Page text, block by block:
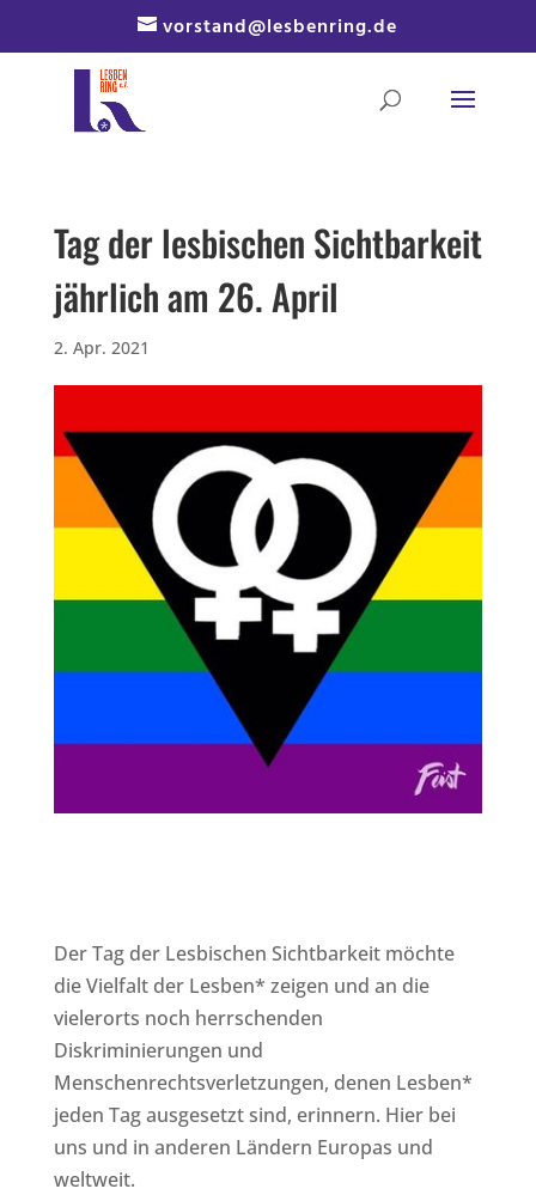
content
vorstand@lesbenring.de
Tag der lesbischen Sichtbarkeit
jährlich am 26. April
2. Apr. 2021
Der Tag der Lesbischen Sichtbarkeit möchte
die Vielfalt der Lesben* zeigen und an die
vielerorts noch herrschenden
Diskriminierungen und
Menschenrechtsverletzungen, denen Lesben*
jeden Tag ausgesetzt sind, erinnern. Hier bei
uns und in anderen Ländern Europas und
weltweit.